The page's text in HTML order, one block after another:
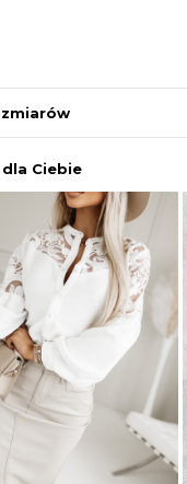
Ciebie